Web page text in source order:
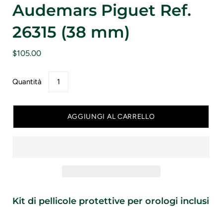
Audemars Piguet Ref.
26315 (38 mm)
$105.00
Quantità
AGGIUNGI AL CARRELLO
Kit di pellicole protettive per orologi inclusi